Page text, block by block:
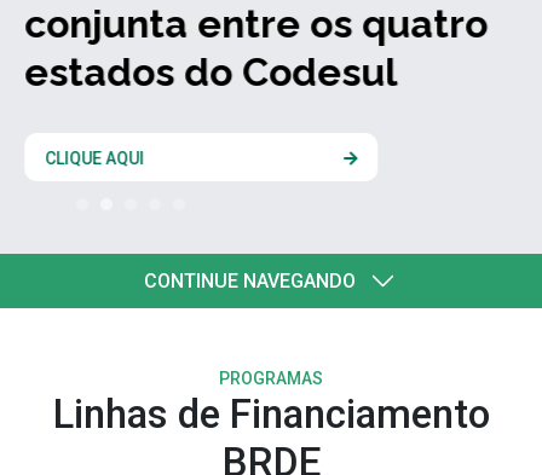
conjunta entre os quatro
estados do Codesul
CLIQUE AQUI
CONTINUE NAVEGANDO
PROGRAMAS
Linhas de Financiamento
BRDE